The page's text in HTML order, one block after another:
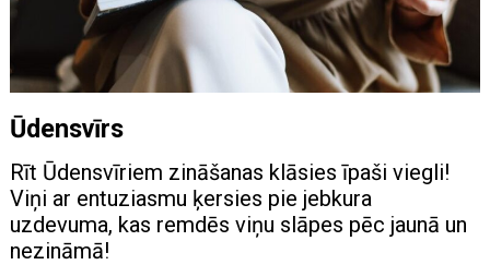
Ūdensvīrs
Rīt Ūdensvīriem zināšanas klāsies īpaši viegli!
Viņi ar entuziasmu ķersies pie jebkura
uzdevuma, kas remdēs viņu slāpes pēc jaunā un
nezināmā!